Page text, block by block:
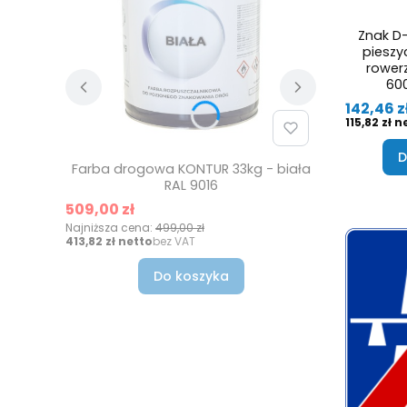
Farba drogowa KONTUR 33kg - biała
RAL 9016
Cena promocyjna
509,00 zł
Najniższa cena: 499,00 zł
Cena
413,82 zł bez VAT
Do koszyka
Znak
Cena
142,46
Cena
115,82 zł